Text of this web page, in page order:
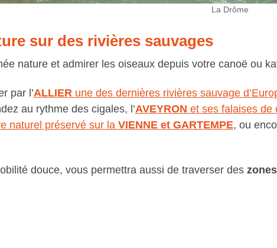
La Drôme
sur des rivières sauvages
nature et admirer les oiseaux depuis votre canoë ou
par l’ALLIERune des dernières rivières sauvage
au rythme des cigales, l’AVEYRON et ses falaises de
naturel préservé sur la VIENNE et GARTEMPE, ou
douce, vous permettra aussi de traverser des